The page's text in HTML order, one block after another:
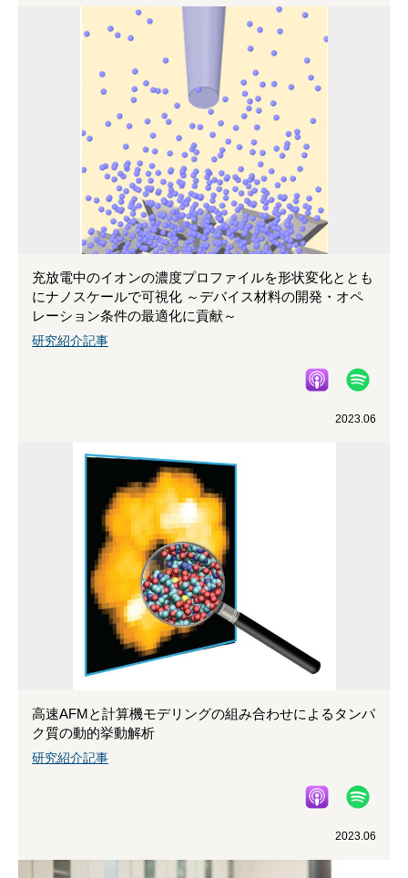
充放電中のイオンの濃度プロファイルを形状変化ととも
にナノスケールで可視化 ～デバイス材料の開発・オペ
レーション条件の最適化に貢献～
研究紹介記事
2023.06
高速AFMと計算機モデリングの組み合わせによるタンパ
ク質の動的挙動解析
研究紹介記事
2023.06